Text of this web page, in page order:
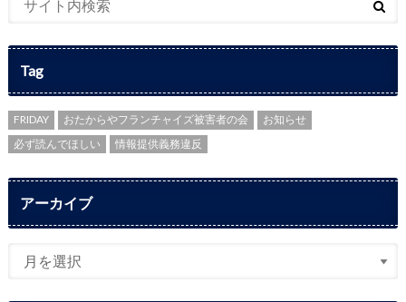
Tag
FRIDAY おたからやフランチャイズ被害者の会
お知らせ
必ず読んでほしい
情報提供義務違反
アーカイブ